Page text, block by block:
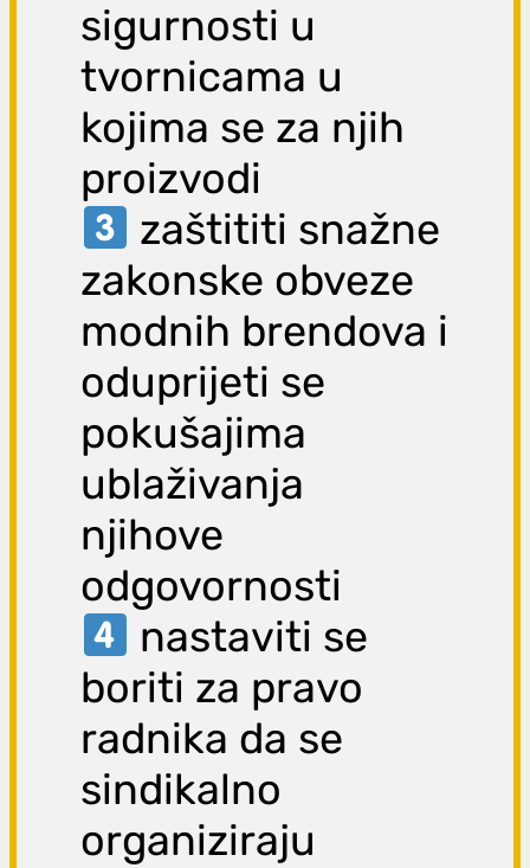
sigurnosti u
tvornicama u
kojima se za njih
proizvodi
zaštititi snažne
zakonske obveze
modnih brendova i
oduprijeti se
pokušajima
ublaživanja
njihove
odgovornosti
nastaviti se
boriti za pravo
radnika da se
sindikalno
organiziraju